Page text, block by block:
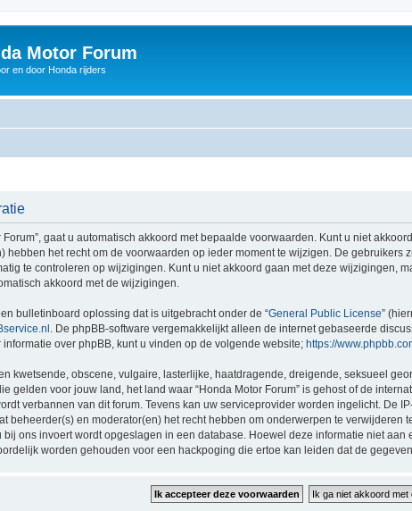
Motor Forum
en door Honda rijders
gaat u automatisch akkoord met bepaalde voorwaarden. Kunt u niet
hebben het recht om de voorwaarden op ieder moment te wijzigen. De
te controleren op wijzigingen. Kunt u niet akkoord gaan met deze wijzigingen,
akkoord met de wijzigingen.
bulletinboard oplossing dat is uitgebracht onder de “General Public License”
. De phpBB-software vergemakkelijkt alleen de internet gebaseerde
over phpBB, kunt u vinden op de volgende website; https://
kwetsende, obscene, vulgaire, lasterlijke, haatdragende, dreigende, seksueel
gelden voor jouw land, het land waar “Honda Motor Forum” is gehost of de
verbannen van dit forum. Tevens kan uw serviceprovider worden ingelicht. De
beheerder(s) en moderator(en) het recht hebben om onderwerpen te
ons invoert wordt opgeslagen in een database. Hoewel deze informatie niet
worden gehouden voor een hackpoging die ertoe kan leiden dat de